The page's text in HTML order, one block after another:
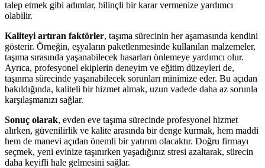
talep etmek gibi adımlar, bilinçli bir karar vermenize yardımcı
olabilir.
Kaliteyi artıran faktörler, taşıma sürecinin her aşamasında kendini
gösterir. Örneğin, eşyaların paketlenmesinde kullanılan malzemeler,
taşıma sırasında yaşanabilecek hasarları önlemeye yardımcı olur.
Ayrıca, profesyonel ekiplerin deneyim ve eğitim düzeyleri de,
taşınma sürecinde yaşanabilecek sorunları minimize eder. Bu açıdan
bakıldığında, kaliteli bir hizmet almak, uzun vadede daha az sorunla
karşılaşmanızı sağlar.
Sonuç olarak, evden eve taşıma sürecinde profesyonel hizmet
alırken, güvenilirlik ve kalite arasında bir denge kurmak, hem maddi
hem de manevi açıdan önemli bir yatırım olacaktır. Doğru firmayı
seçmek, yeni evinize taşınırken yaşadığınız stresi azaltarak, sürecin
daha keyifli hale gelmesini sağlar.